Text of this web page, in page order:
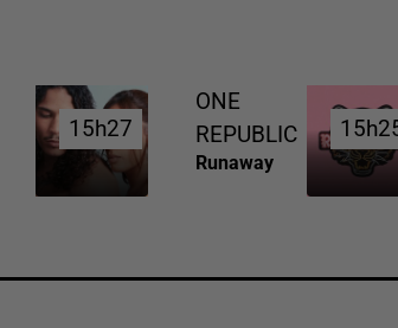
15h27
15h27
ONE
REPUBLIC
Runaway